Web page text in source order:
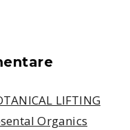
LIFTING
Organics